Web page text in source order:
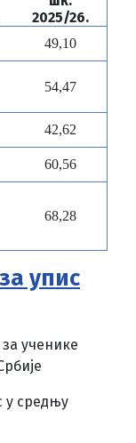
2025/26.
49,10
54,47
42,62
60,56
68,28
упис
ученике
у средњу